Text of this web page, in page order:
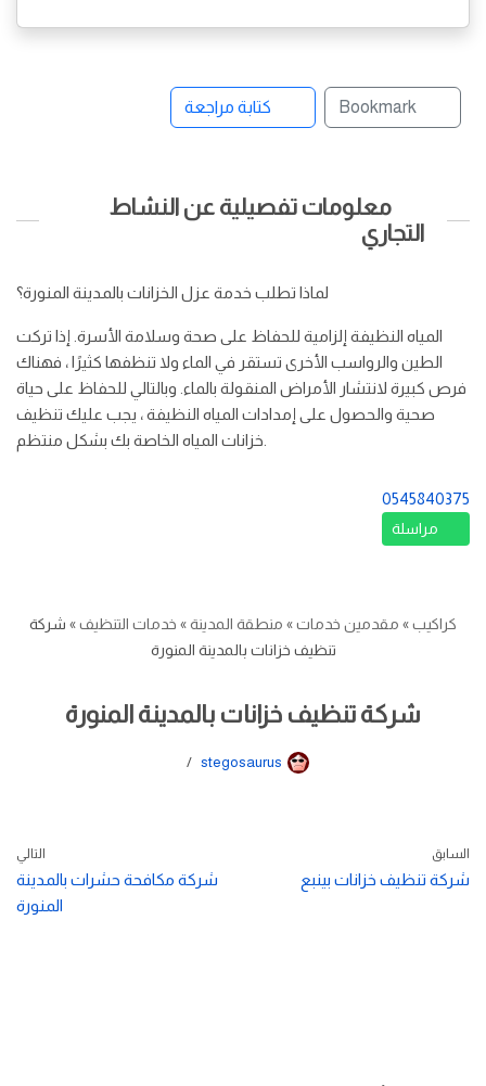
Bookmark كتابة مراجعة
معلومات تفصيلية عن النشاط
التجاري
لماذا تطلب خدمة عزل الخزانات بالمدينة المنورة؟
المياه النظيفة إلزامية للحفاظ على صحة وسلامة الأسرة. إذا تركت
الطين والرواسب الأخرى تستقر في الماء ولا تنظفها كثيرًا ، فهناك
فرص كبيرة لانتشار الأمراض المنقولة بالماء. وبالتالي للحفاظ على حياة
صحية والحصول على إمدادات المياه النظيفة ، يجب عليك تنظيف
0545840375
مراسلة
كراكيب» مقدمين خدمات» منطقة المدينة» خدمات التنظيف» شركة
تنظيف خزانات بالمدينة المنورة
شركة تنظيف خزانات بالمدينة المنورة
stegosaurus
السابق
شركة تنظيف خزانات بينبع
التالي
شركة مكافحة حشرات بالمدينة
المنورة